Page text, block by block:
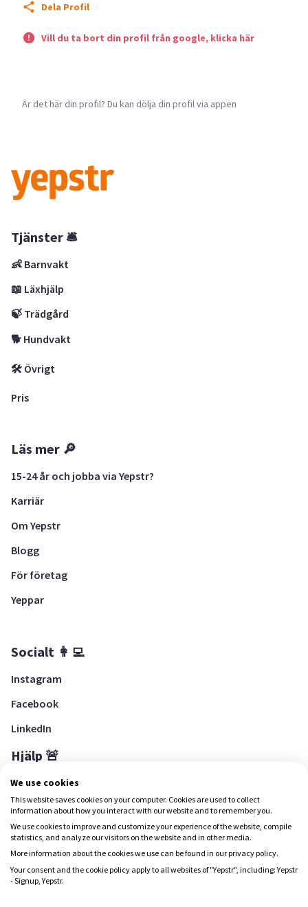
Dela Profil
Vill du ta bort din profil från google, klicka här
Är det här din profil? Du kan dölja din profil via appen
Tjänster 🛎
👶 Barnvakt
📖 Läxhjälp
🍃 Trädgård
🐕 Hundvakt
🛠 Övrigt
Pris
Läs mer 🔎
15-24 år och jobba via Yepstr?
Karriär
Om Yepstr
Blogg
För företag
Yeppar
Socialt 👩‍💻
Instagram
Facebook
LinkedIn
Hjälp 🚨
Hjälpcenter
Ladda ned Yepstr
Ladda ned Yepstr
We use cookies
This website saves cookies on your computer. Cookies are used to collect
information about how you interact with our website and to remember you.
We use cookies to improve and customize your experience of the website, compile
statistics, and analyze our visitors on the website and in other media.
More information about the cookies we use can be found in our privacy policy.
Your consent and the cookie policy apply to all websites of "Yepstr", including: Yepstr
- Signup, Yepstr.